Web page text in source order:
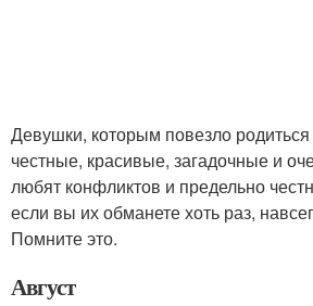
Девушки, которым повезло
честные, красивые, загадочные и
любят конфликтов и предельно
если вы их обманете хоть раз,
Помните это.
Август